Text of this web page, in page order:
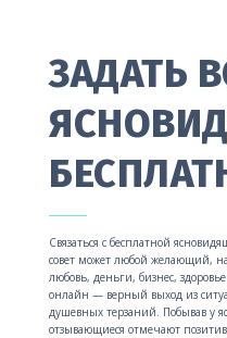
ЗАДАТЬ
Связаться с бесплатной
совет может любой желающий,
любовь, деньги, бизнес,
онлайн — верный выход из
душевных терзаний. Побывав у
отзывающиеся отмечают